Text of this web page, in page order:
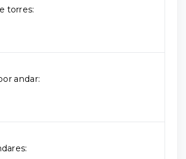
torres:
andar: